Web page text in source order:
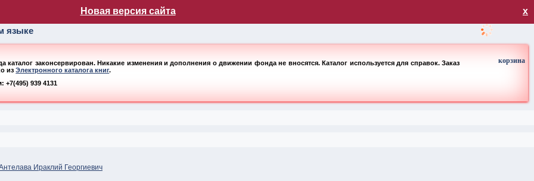
Новая версия сайта х
языке
каталог законсервирован. Никакие изменения и дополнения о движении фонда не вносятся. Каталог используется для справок. Заказ
изЭлектронного каталога книг.
939 4131
корзина
Ираклий Георгиевич